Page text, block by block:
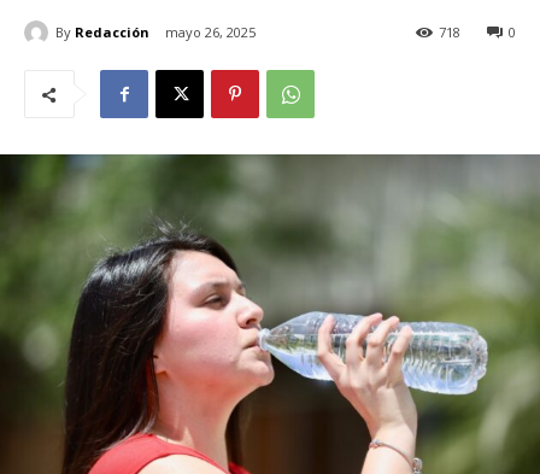
By Redacción mayo 26, 2025 0
718